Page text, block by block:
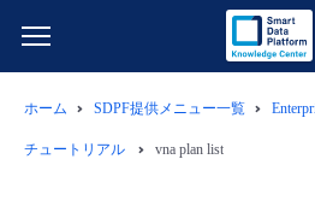
サービス一覧
ホーム SDPF提供メニュー一覧
チュートリアル vna plan list